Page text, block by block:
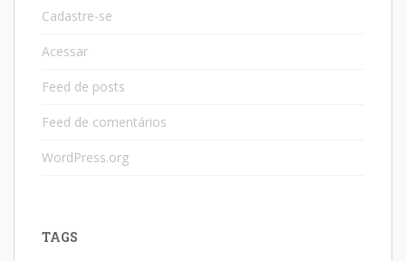
Cadastre-se
Acessar
Feed de posts
Feed de comentários
WordPress.org
TAGS